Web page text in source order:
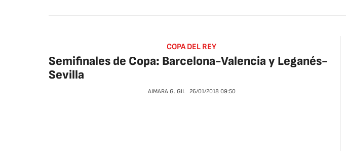
COPA DEL REY
Semifinales de Copa: Barcelona-Valencia y Leganés-
Sevilla
AIMARA G. GIL 26/01/2018 09:50